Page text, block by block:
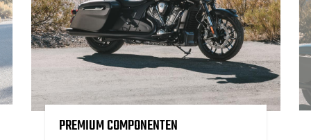
PREMIUM COMPONENTEN